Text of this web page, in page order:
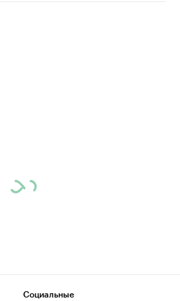
Социальные